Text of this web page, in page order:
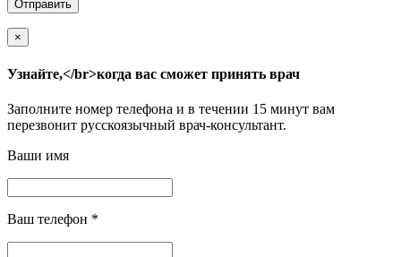
×
Узнайте,</br>когда вас сможет принять врач
Заполните номер телефона и в течении 15 минут вам
перезвонит русскоязычный врач-консультант.
Ваши имя
Ваш телефон *